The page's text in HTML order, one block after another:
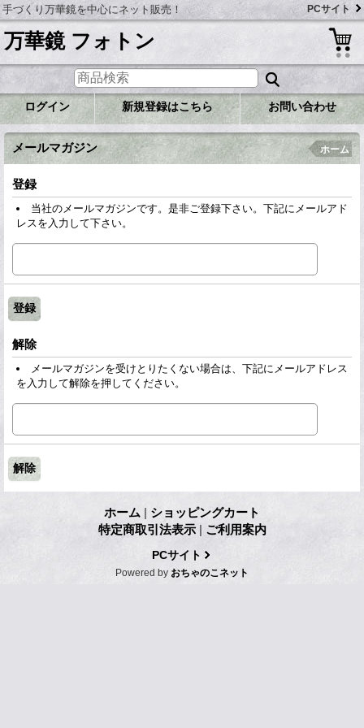
手づくり万華鏡を中心にネット販売！ PCサイト
万華鏡 フォトン
ログイン 新規登録はこちら お問い合わせ
メールマガジン ホーム
登録
当社のメールマガジンです。是非ご登録下さい。下記にメールアド
レスを入力して下さい。
解除
メールマガジンを受けとりたくない場合は、下記にメールアドレス
を入力して解除を押してください。
ホーム | ショッピングカート
特定商取引法表示 | ご利用案内
PCサイト
Powered by おちゃのこネット